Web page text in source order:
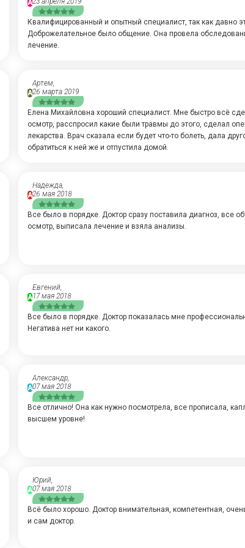
А
Квалифицированный и опытный специалист, так как давно
Доброжелательное было общение. Она провела
лечение.
А
Артем,
26 марта 2019
Елена Михайловна хороший специалист. Мне быстро всё
осмотр, расспросил какие были травмы до этого, сделал
лекарства. Врач сказала если будет что-то болеть, дала
обратиться к ней же и отпустила домой.
А
Надежда,
26 мая 2018
Все было в порядке. Доктор сразу поставила диагноз, все
осмотр, выписала лечение и взяла анализы.
А
Евгений,
17 мая 2018
Все было в порядке. Доктор показалась мне
Негатива нет ни какого.
А
Александр,
07 мая 2018
Все отлично! Она как нужно посмотрела, все прописала,
высшем уровне!
А
Юрий,
07 мая 2018
Всё было хорошо. Доктор внимательная, компетентная,
и сам доктор.